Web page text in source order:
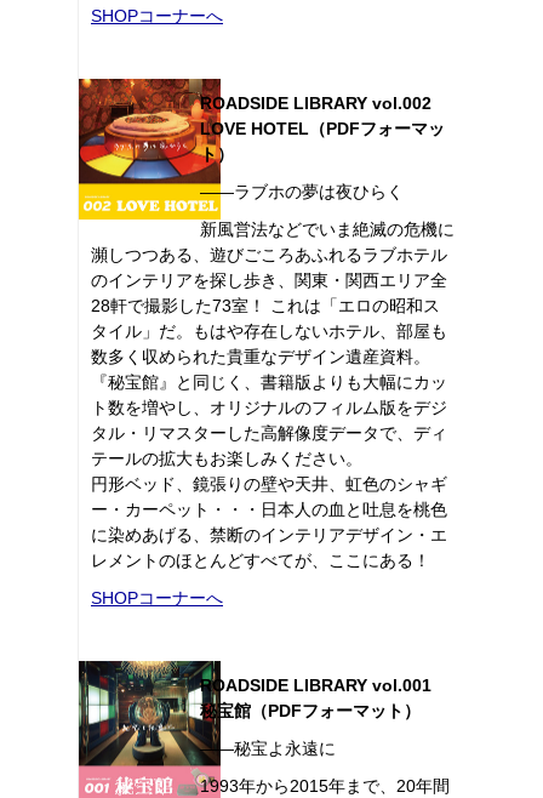
SHOPコーナーへ
ROADSIDE LIBRARY vol.002
LOVE HOTEL（PDFフォーマッ
ト）
――ラブホの夢は夜ひらく
新風営法などでいま絶滅の危機に
瀕しつつある、遊びごころあふれるラブホテル
のインテリアを探し歩き、関東・関西エリア全
28軒で撮影した73室！ これは「エロの昭和ス
タイル」だ。もはや存在しないホテル、部屋も
数多く収められた貴重なデザイン遺産資料。
『秘宝館』と同じく、書籍版よりも大幅にカッ
ト数を増やし、オリジナルのフィルム版をデジ
タル・リマスターした高解像度データで、ディ
テールの拡大もお楽しみください。
円形ベッド、鏡張りの壁や天井、虹色のシャギ
ー・カーペット・・・日本人の血と吐息を桃色
に染めあげる、禁断のインテリアデザイン・エ
レメントのほとんどすべてが、ここにある！
SHOPコーナーへ
ROADSIDE LIBRARY vol.001
秘宝館（PDFフォーマット）
――秘宝よ永遠に
1993年から2015年まで、20年間